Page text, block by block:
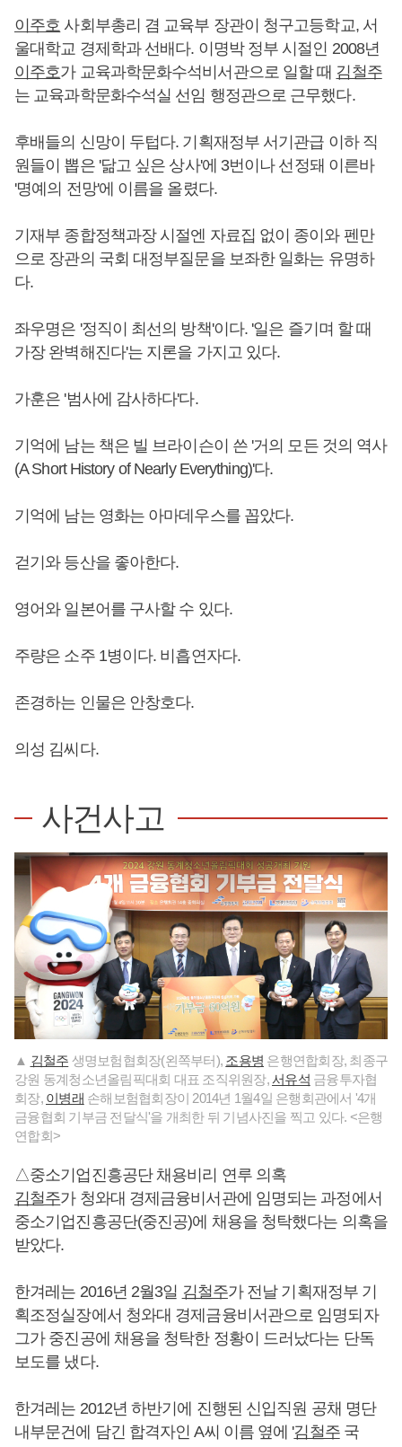
이주호 사회부총리 겸 교육부 장관이 청구고등학교, 서
울대학교 경제학과 선배다. 이명박 정부 시절인 2008년
이주호가 교육과학문화수석비서관으로 일할 때 김철주
는 교육과학문화수석실 선임 행정관으로 근무했다.
후배들의 신망이 두텁다. 기획재정부 서기관급 이하 직
원들이 뽑은 '닮고 싶은 상사'에 3번이나 선정돼 이른바
'명예의 전망'에 이름을 올렸다.
기재부 종합정책과장 시절엔 자료집 없이 종이와 펜만
으로 장관의 국회 대정부질문을 보좌한 일화는 유명하
다.
좌우명은 '정직이 최선의 방책'이다. '일은 즐기며 할 때
가장 완벽해진다'는 지론을 가지고 있다.
가훈은 '범사에 감사하다'다.
기억에 남는 책은 빌 브라이슨이 쓴 '거의 모든 것의 역사
(A Short History of Nearly Everything)'다.
기억에 남는 영화는 아마데우스를 꼽았다.
걷기와 등산을 좋아한다.
영어와 일본어를 구사할 수 있다.
주량은 소주 1병이다. 비흡연자다.
존경하는 인물은 안창호다.
의성 김씨다.
사건사고
▲ 김철주 생명보험협회장(왼쪽부터), 조용병 은행연합회장, 최종구
강원 동계청소년올림픽대회 대표 조직위원장,서유석 금융투자협
회장, 이병래 손해보험협회장이 2014년 1월4일 은행회관에서 '4개
금융협회 기부금 전달식'을 개최한 뒤 기념사진을 찍고 있다. <은행
연합회>
△중소기업진흥공단 채용비리 연루 의혹
김철주가 청와대 경제금융비서관에 임명되는 과정에서
중소기업진흥공단(중진공)에 채용을 청탁했다는 의혹을
받았다.
한겨레는 2016년 2월3일 김철주가 전날 기획재정부 기
획조정실장에서 청와대 경제금융비서관으로 임명되자
그가 중진공에 채용을 청탁한 정황이 드러났다는 단독
보도를 냈다.
한겨레는 2012년 하반기에 진행된 신입직원 공채 명단
내부문건에 담긴 합격자인 A씨 이름 옆에 '김철주국